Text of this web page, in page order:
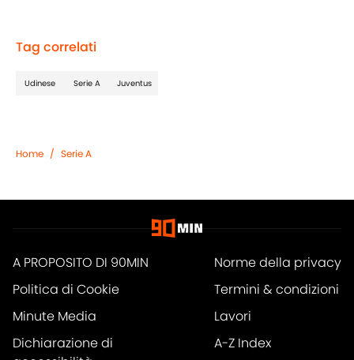
Tag correlati
Udinese Serie A Juventus
Home / Serie A
A PROPOSITO DI 90MIN
Norme della privacy
Politica di Cookie
Termini & condizioni
Minute Media
Lavori
Dichiarazione di
A-Z Index